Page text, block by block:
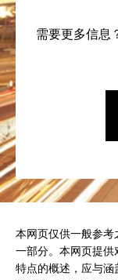
需要更多信息
本网页仅供一般参考
一部分。本网页提供
特点的概述，应与涵